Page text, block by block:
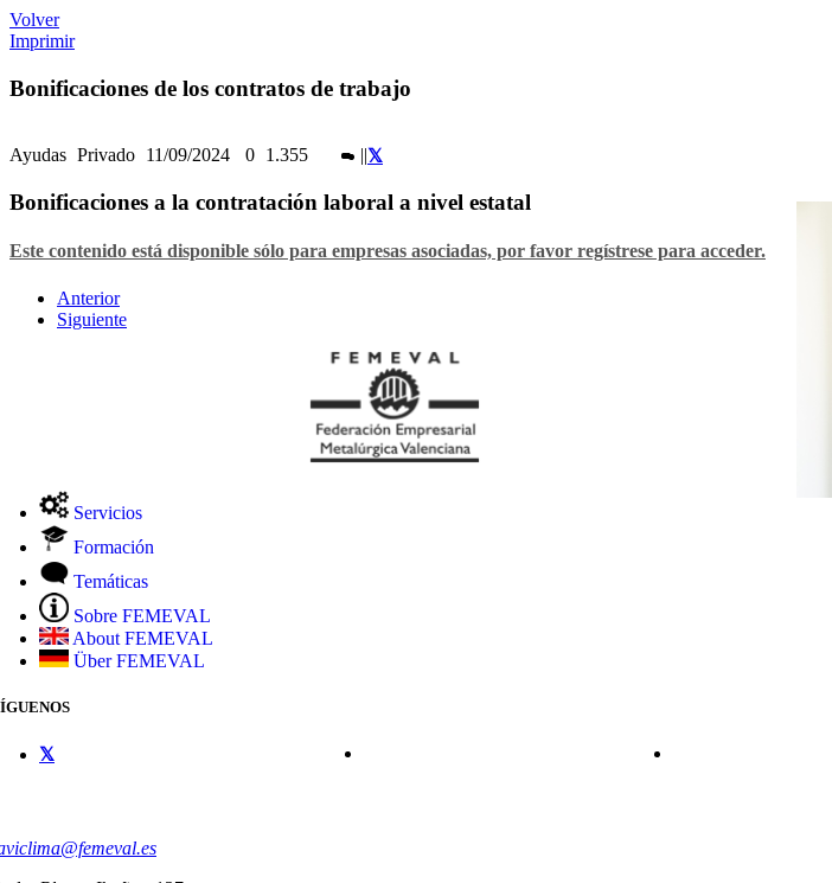
Volver
Imprimir
Bonificaciones de los contratos de trabajo
Ayudas Privado 11/09/2024 0 1.355
Bonificaciones a la contratación laboral a nivel estatal
Este contenido está disponible sólo para empresas asociadas, por favor regístrese para acceder.
Anterior
Siguiente
Servicios
Formación
Temáticas
Sobre FEMEVAL
About FEMEVAL
Über FEMEVAL